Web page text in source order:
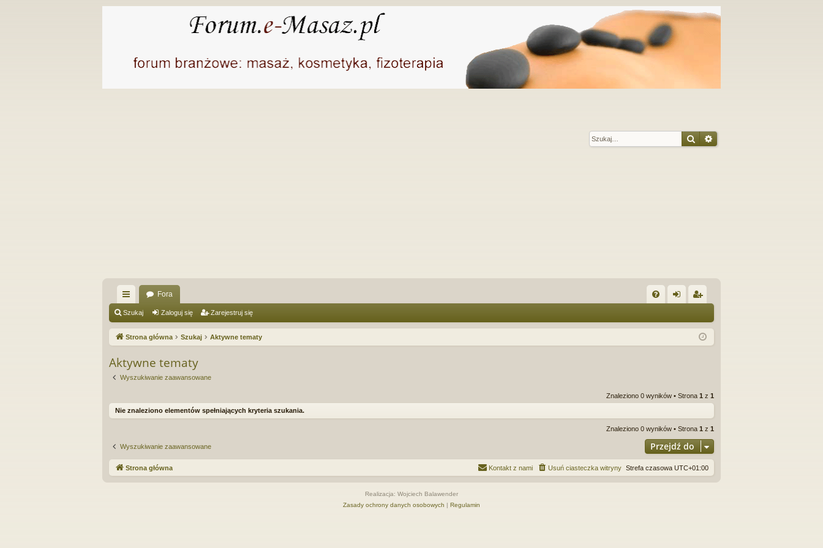
Szukaj
ię
ce
…
Fora
Q og ej
si
Szukaj Zaloguj się Zarejestruj się
Strona główna Szukaj Aktywne tematy
Aktywne tematy
Wyszukiwanie zaawansowane
Znaleziono 0 wyników • Strona 1 z 1
Nie znaleziono elementów spełniających kryteria szukania.
Znaleziono 0 wyników • Strona 1 z 1
Wyszukiwanie zaawansowane Przejdź do
Strona główna Strefa czasowa UTC+01:00
Usuń ciasteczka witryny
Kontakt z nami
Realizacja: Wojciech Balawender
Zasady ochrony danych osobowych | Regulamin